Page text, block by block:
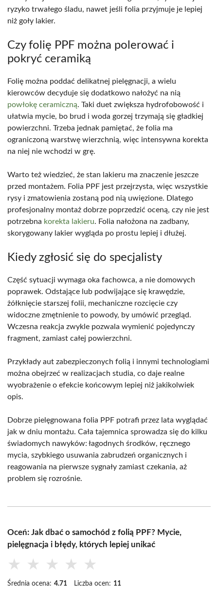
ryzyko trwałego śladu, nawet jeśli folia przyjmuje je lepiej
niż goły lakier.
Czy folię PPF można polerować i
pokryć ceramiką
Folię można poddać delikatnej pielęgnacji, a wielu
kierowców decyduje się dodatkowo nałożyć na nią
powłokę ceramiczną. Taki duet zwiększa hydrofobowość i
ułatwia mycie, bo brud i woda gorzej trzymają się gładkiej
powierzchni. Trzeba jednak pamiętać, że folia ma
ograniczoną warstwę wierzchnią, więc intensywna korekta
na niej nie wchodzi w grę.
Warto też wiedzieć, że stan lakieru ma znaczenie jeszcze
przed montażem. Folia PPF jest przejrzysta, więc wszystkie
rysy i zmatowienia zostaną pod nią uwięzione. Dlatego
profesjonalny montaż dobrze poprzedzić oceną, czy nie jest
potrzebna korekta lakieru. Folia nałożona na zadbany,
skorygowany lakier wygląda po prostu lepiej i dłużej.
Kiedy zgłosić się do specjalisty
Część sytuacji wymaga oka fachowca, a nie domowych
poprawek. Odstające lub podwijające się krawędzie,
żółknięcie starszej folii, mechaniczne rozcięcie czy
widoczne zmętnienie to powody, by umówić przegląd.
Wczesna reakcja zwykle pozwala wymienić pojedynczy
fragment, zamiast całej powierzchni.
Przykłady aut zabezpieczonych folią i innymi technologiami
można obejrzeć w realizacjach studia, co daje realne
wyobrażenie o efekcie końcowym lepiej niż jakikolwiek
opis.
Dobrze pielęgnowana folia PPF potrafi przez lata wyglądać
jak w dniu montażu. Cała tajemnica sprowadza się do kilku
świadomych nawyków: łagodnych środków, ręcznego
mycia, szybkiego usuwania zabrudzeń organicznych i
reagowania na pierwsze sygnały zamiast czekania, aż
problem się rozrośnie.
Oceń: Jak dbać o samochód z folią PPF? Mycie,
pielęgnacja i błędy, których lepiej unikać
★ ★ ★ ★ ★
Średnia ocena: 4.71 Liczba ocen: 11